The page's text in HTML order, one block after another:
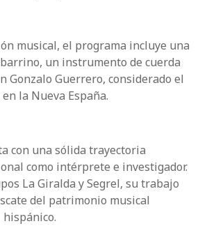
musical, el programa incluye una
un instrumento de cuerda
Gonzalo Guerrero, considerado el
la Nueva España.
con una sólida trayectoria
como intérprete e investigador.
La Giralda y Segrel, su trabajo
del patrimonio musical